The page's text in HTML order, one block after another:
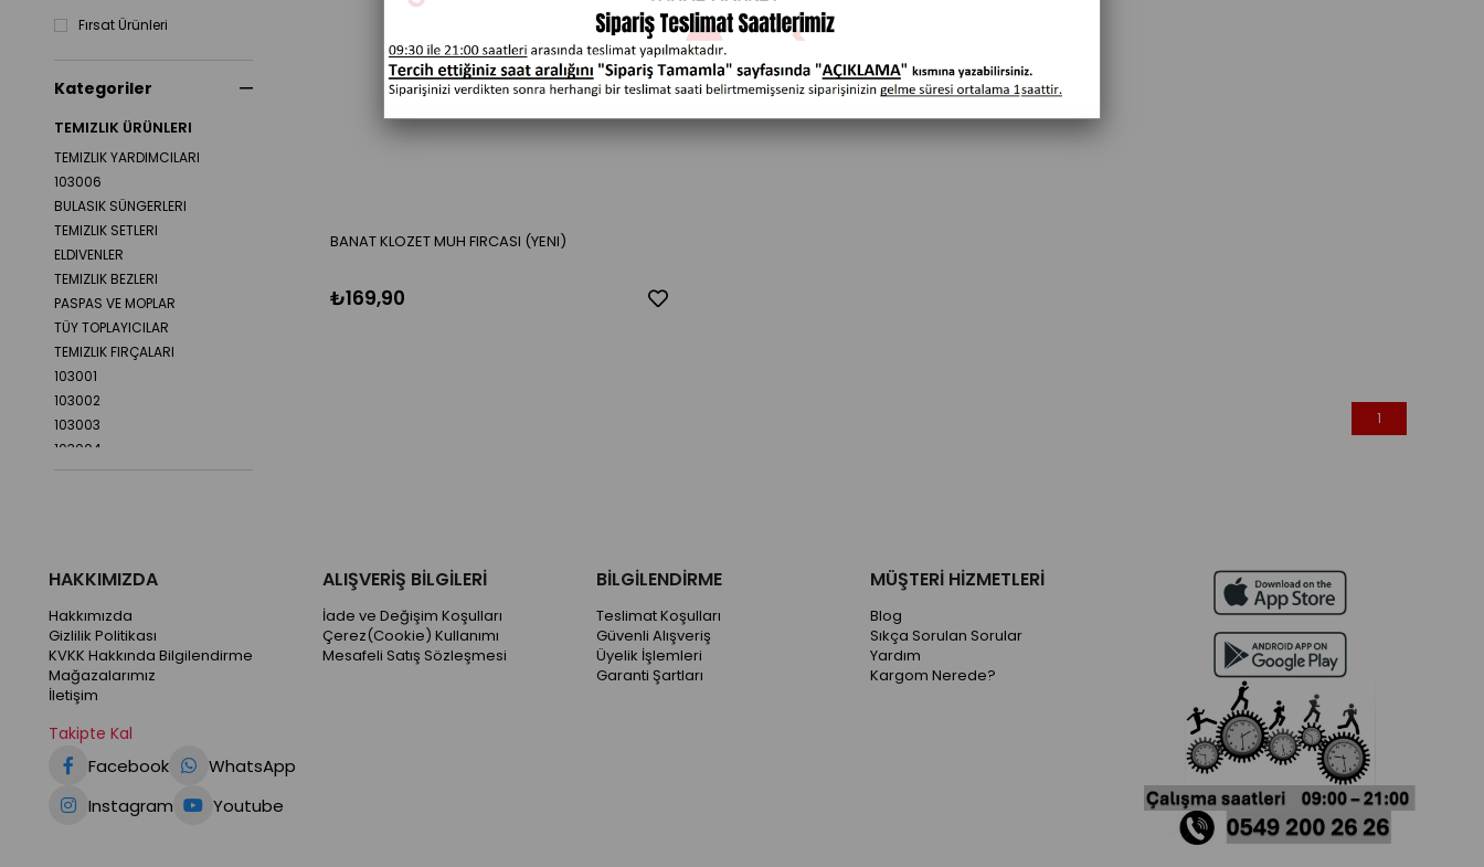
Fırsat Ürünleri
Kategoriler
TEMIZLIK ÜRÜNLERI
TEMIZLIK YARDIMCILARI
103006
BULASIK SÜNGERLERI
TEMIZLIK SETLERI
ELDIVENLER
TEMIZLIK BEZLERI
PASPAS VE MOPLAR
TÜY TOPLAYICILAR
TEMIZLIK FIRÇALARI
103001
103002
103003
103004
103005
BANAT KLOZET MUH FIRCASI (YENI)
₺169,90
1
HAKKIMIZDA
Hakkımızda
Gizlilik Politikası
KVKK Hakkında Bilgilendirme
Mağazalarımız
İletişim
Takipte Kal
Facebook
WhatsApp
Instagram
Youtube
ALIŞVERİŞ BİLGİLERİ
İade ve Değişim Koşulları
Çerez(Cookie) Kullanımı
Mesafeli Satış Sözleşmesi
BİLGİLENDİRME
Teslimat Koşulları
Güvenli Alışveriş
Üyelik İşlemleri
Garanti Şartları
MÜŞTERİ HİZMETLERİ
Blog
Sıkça Sorulan Sorular
Yardım
Kargom Nerede?